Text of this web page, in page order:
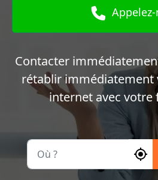
Contacter
rétablir immédiatement
internet avec votre